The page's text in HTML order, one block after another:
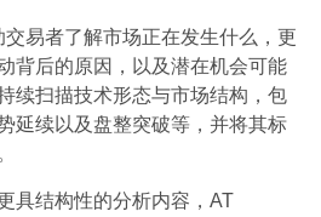
易者了解市场正在发生什么，更
背后的原因，以及潜在机会可能
续扫描技术形态与市场结构，包
延续以及盘整突破等，并将其标
具结构性的分析内容，AT